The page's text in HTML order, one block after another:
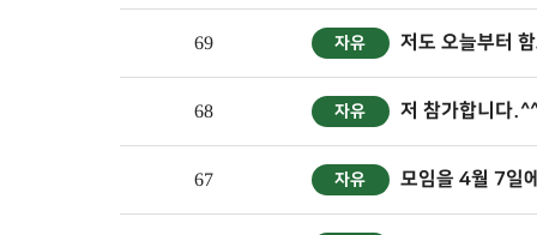
69 자유 저도 오늘부터
68 자유 저 참가합니다
67 자유 모임을 4월 7